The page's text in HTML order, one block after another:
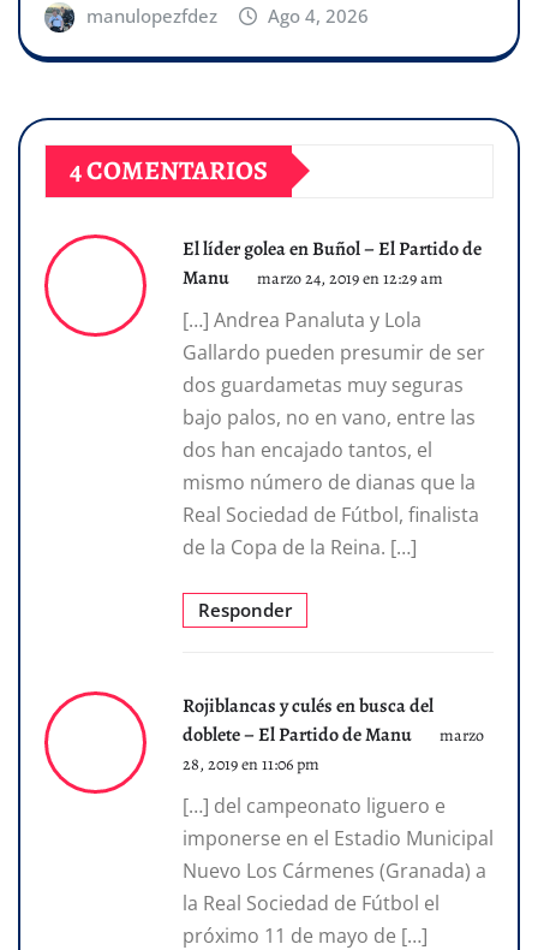
manulopezfdez Ago 4, 2026
4 COMENTARIOS
El líder golea en Buñol – El Partido de
Manu
marzo 24, 2019 en 12:29 am
[…] Andrea Panaluta y Lola
Gallardo pueden presumir de ser
dos guardametas muy seguras
bajo palos, no en vano, entre las
dos han encajado tantos, el
mismo número de dianas que la
Real Sociedad de Fútbol, finalista
de la Copa de la Reina. […]
Responder
Rojiblancas y culés en busca del
doblete – El Partido de Manu
marzo
28, 2019 en 11:06 pm
[…] del campeonato liguero e
imponerse en el Estadio Municipal
Nuevo Los Cármenes (Granada) a
la Real Sociedad de Fútbol el
próximo 11 de mayo de […]